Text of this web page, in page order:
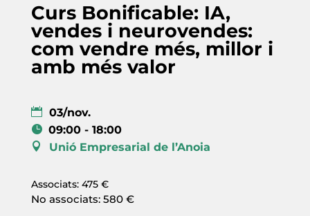
Curs Bonificable: IA,
vendes i neurovendes:
com vendre més, millor i
amb més valor
03/nov.
09:00 - 18:00
Unió Empresarial de l’Anoia
Associats: 475 €
No associats: 580 €